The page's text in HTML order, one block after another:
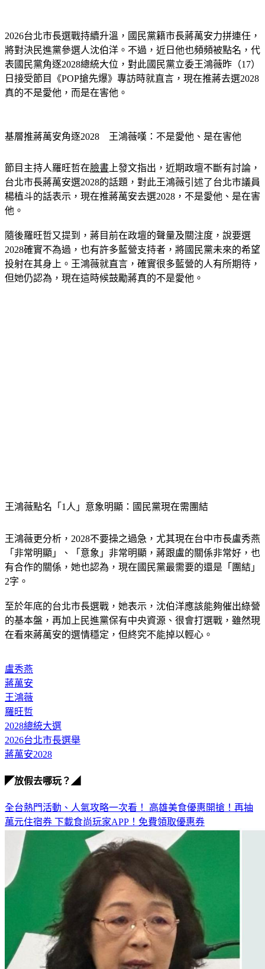
將對決民進黨參選人沈伯洋。不過，近日他也頻頻被點名，代
表國民黨角逐2028總統大位，對此國民黨立委王鴻薇昨（17）
日接受節目《POP搶先爆》專訪時就直言，現在推蔣去選2028
真的不是愛他，而是在害他。
台北市長蔣萬安選2028的話題，對此王鴻薇引述了台北市議員
楊植斗的話表示，現在推蔣萬安去選2028，不是愛他、是在害
他。
2028確實不為過，也有許多藍營支持者，將國民黨未來的希望
投射在其身上。王鴻薇就直言，確實很多藍營的人有所期待，
但她仍認為，現在這時候鼓勵蔣真的不是愛他。
「非常明顯」、「意象」非常明顯，蔣跟盧的關係非常好，也
有合作的關係，她也認為，現在國民黨最需要的還是「團結」
2字。
的基本盤，再加上民進黨保有中央資源、很會打選戰，雖然現
在看來蔣萬安的選情穩定，但終究不能掉以輕心。
蔣萬安
王鴻薇
羅旺哲
2028總統大選
2026台北市長選舉
蔣萬安2028
萬元住宿券下載食尚玩家APP！免費領取優惠券